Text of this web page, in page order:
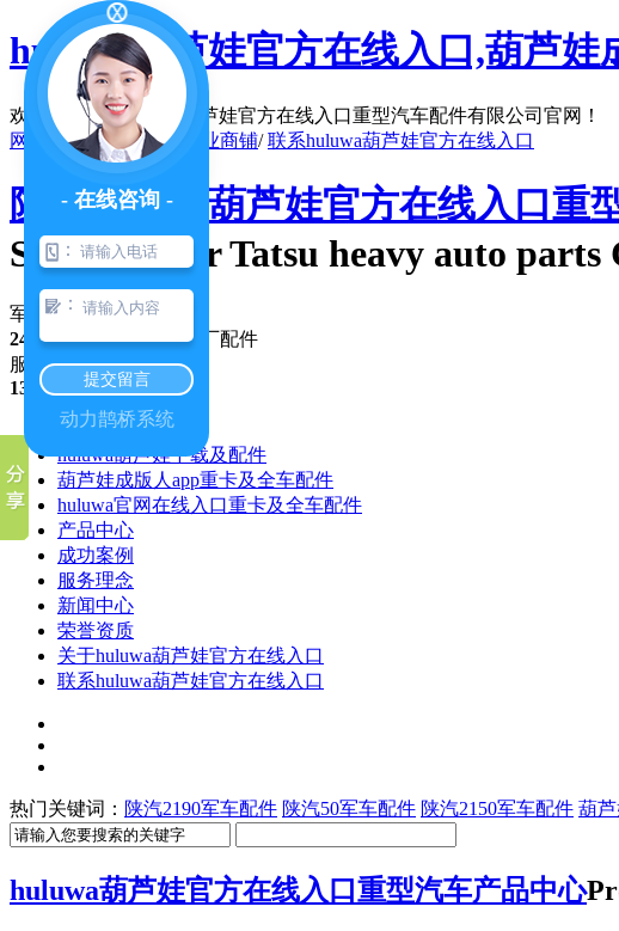
huluwa葫芦娃官方在线入口,葫芦
欢迎访问陕西huluwa葫芦娃官方在线入口重型汽车配件有限公司官网！
网站地图/在线留言/ 企业商铺/联系huluwa葫芦娃官方在线入口
陕西huluwa葫芦娃官方在线入口重
Shaanxi four Tatsu heavy auto parts
军(民)车配件行业 品牌
24年专注，优势纯正原厂配件
服务咨询热线
13991351017
公司首页
huluwa葫芦娃下载及配件
葫芦娃成版人app重卡及全车配件
huluwa官网在线入口重卡及全车配件
产品中心
成功案例
服务理念
新闻中心
荣誉资质
关于huluwa葫芦娃官方在线入口
联系huluwa葫芦娃官方在线入口
热门关键词： 陕汽2190军车配件 陕汽50军车配件 陕汽2150军车配件 葫
huluwa葫芦娃官方在线入口重型汽车产品中心
- 在线咨询 -
：
：
提交留言
动力鹊桥系统